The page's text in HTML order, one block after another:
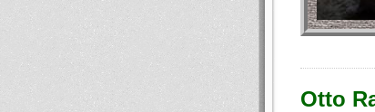
Otto